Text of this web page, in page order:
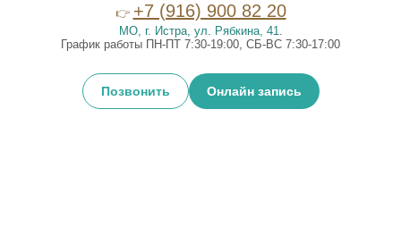
👉 +7 (916) 900 82 20
МО, г. Истра, ул. Рябкина, 41.
График работы ПН-ПТ 7:30-19:00, СБ-ВС 7:30-17:00
Позвонить Онлайн запись